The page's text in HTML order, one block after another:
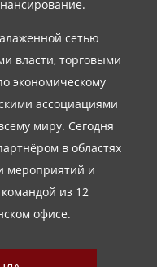
сетью
власти, торговыми
экономическому
ассоциациями
миру. Сегодня
в областях
мероприятий и
из 12
офисе.